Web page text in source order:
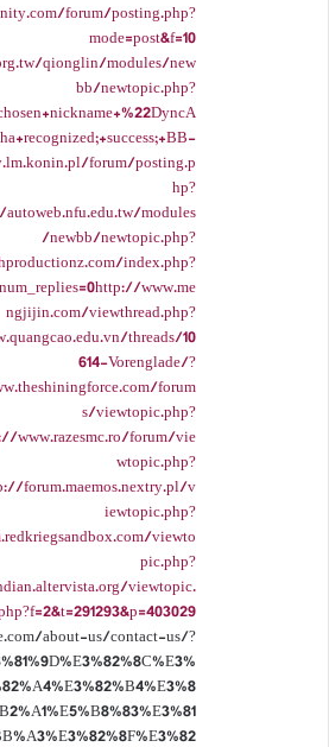
forum/posting.php?
mode=post&f=10
qionglin/modules/new
bb/newtopic.php?
forum/posting.p
hp?
modules
/newbb/newtopic.php?
index.php?
www.me
ngjijin.com/viewthread.php?
threads/10
614-Vorenglade/?
forum
s/viewtopic.php?
www.razesmc.ro/forum/vie
wtopic.php?
forum.maemos.nextry.pl/v
iewtopic.php?
viewto
pic.php?
viewtopic.
about-us/contact-us/?